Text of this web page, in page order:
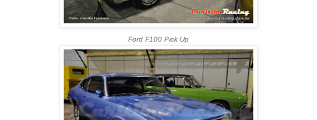
Ford F100 Pick Up